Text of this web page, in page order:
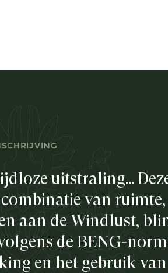
uitstraling...
van
aan de Windlust,
de BENG-
en het gebruik